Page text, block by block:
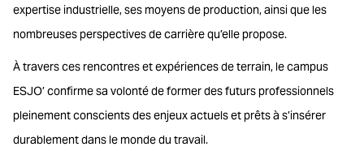
expertise industrielle, ses moyens de production, ainsi que les
nombreuses perspectives de carrière qu’elle propose.
À travers ces rencontres et expériences de terrain, le campus
ESJO’ confirme sa volonté de former des futurs professionnels
pleinement conscients des enjeux actuels et prêts à s’insérer
durablement dans le monde du travail.